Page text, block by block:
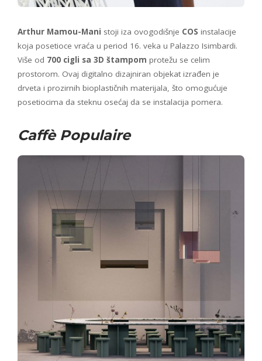
Arthur Mamou-Mani stoji iza ovogodišnje COS instalacije
koja posetioce vraća u period 16. veka u Palazzo Isimbardi.
Više od 700 cigli sa 3D štampom protežu se celim
prostorom. Ovaj digitalno dizajniran objekat izrađen je
drveta i prozirnih bioplastičnih materijala, što omogućuje
posetiocima da steknu osećaj da se instalacija pomera.
Caffè Populaire